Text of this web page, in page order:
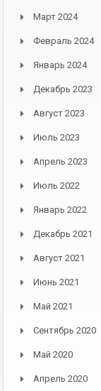
Март 2024
Февраль 2024
Январь 2024
Декабрь 2023
Август 2023
Июль 2023
Апрель 2023
Июль 2022
Январь 2022
Декабрь 2021
Август 2021
Июнь 2021
Май 2021
Сентябрь 2020
Май 2020
Апрель 2020